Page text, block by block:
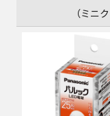
（ミニ